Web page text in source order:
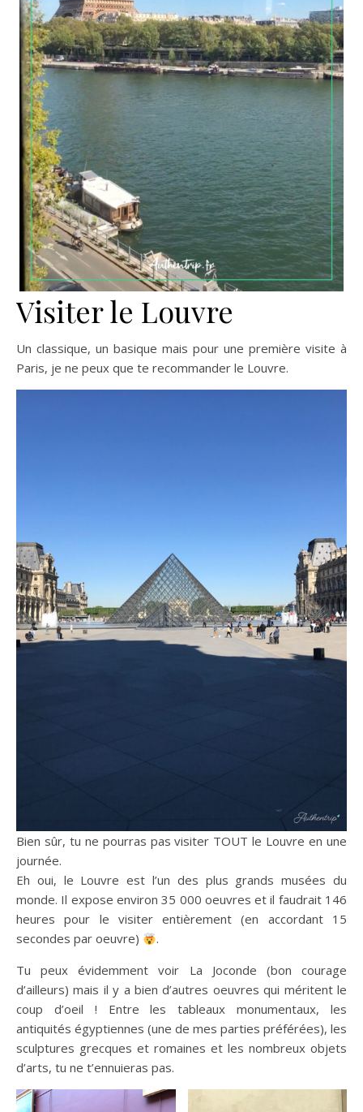
Visiter le Louvre
Un classique, un basique mais pour une première visite à
Paris, je ne peux que te recommander le Louvre.
Bien sûr, tu ne pourras pas visiter TOUT le Louvre en une
journée.
Eh oui, le Louvre est l’un des plus grands musées du
monde. Il expose environ 35 000 oeuvres et il faudrait 146
heures pour le visiter entièrement (en accordant 15
secondes par oeuvre)
.
Tu peux évidemment voir La Joconde (bon courage
d’ailleurs) mais il y a bien d’autres oeuvres qui méritent le
coup d’oeil ! Entre les tableaux monumentaux, les
antiquités égyptiennes (une de mes parties préférées), les
sculptures grecques et romaines et les nombreux objets
d’arts, tu ne t’ennuieras pas.